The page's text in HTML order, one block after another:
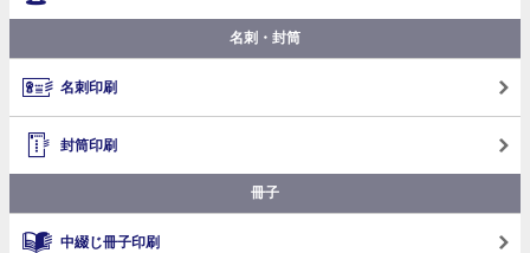
名刺・封筒
名刺印刷
封筒印刷
冊子
中綴じ冊子印刷